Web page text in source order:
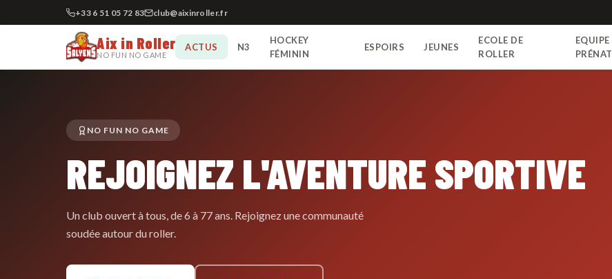
+33 6 51 05 72 83 club@aixinroller.fr
Aix in Roller
NO FUN NO GAME
ACTUS N3
HOCKEY
FÉMININ
ESPOIRS JEUNES
ECOLE DE
ROLLER
EQUIPE
PRÉNAT
NO FUN NO GAME
REJOIGNEZ L'AVENTURE SPORTIVE
Un club ouvert à tous, de 6 à 77 ans. Rejoignez une communauté
soudée autour du roller.